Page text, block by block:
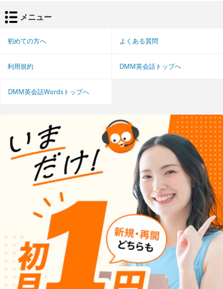
メニュー
初めての方へ よくある質問
利用規約 DMM英会話トップへ
DMM英会話Wordsトップへ